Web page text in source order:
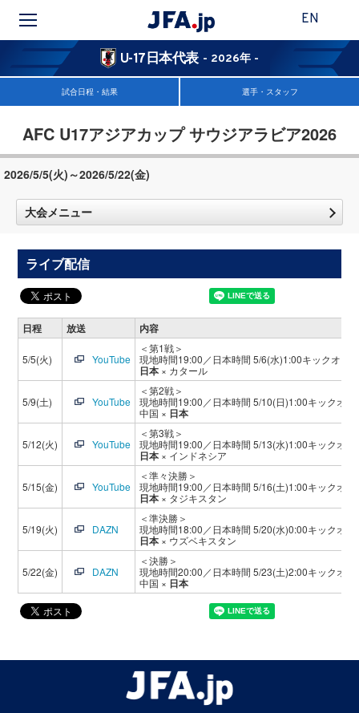
EN
U-17日本代表 - 2026年 -
試合日程・結果 選手・スタッフ
AFC U17アジアカップ サウジアラビア2026
2026/5/5(火)～2026/5/22(金)
大会メニュー
ライブ配信
日程 放送 内容
5/5(火) YouTube
＜第1戦＞
現地時間19:00／日本時間 5/6(水)1:00キックオフ(
日本 × カタール
5/9(土) YouTube
＜第2戦＞
現地時間19:00／日本時間 5/10(日)1:00キックオフ
中国 × 日本
5/12(火) YouTube
＜第3戦＞
現地時間19:00／日本時間 5/13(水)1:00キックオフ
日本 × インドネシア
5/15(金) YouTube
＜準々決勝＞
現地時間19:00／日本時間 5/16(土)1:00キックオフ
日本 × タジキスタン
5/19(火) DAZN
＜準決勝＞
現地時間18:00／日本時間 5/20(水)0:00キックオフ
日本 × ウズベキスタン
5/22(金) DAZN
＜決勝＞
現地時間20:00／日本時間 5/23(土)2:00キックオフ
中国 × 日本